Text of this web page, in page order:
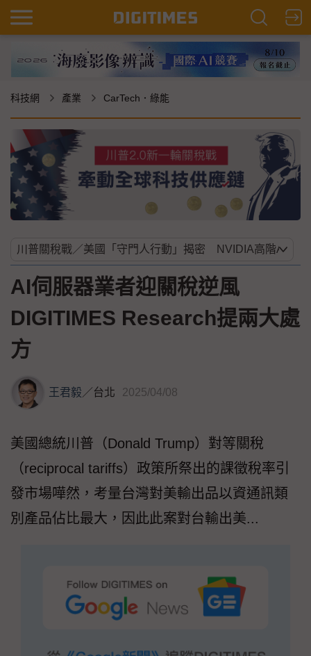
科技網 產業 CarTech．綠能
AI伺服器業者迎關稅逆風
DIGITIMES Research提兩大處
方
王君毅 ／台北 2025/04/08
美國總統川普（Donald Trump）對等關稅
（reciprocal tariffs）政策所祭出的課徵稅率引
發市場嘩然，考量台灣對美輸出品以資通訊類
別產品佔比最大，因此此案對台輸出美...